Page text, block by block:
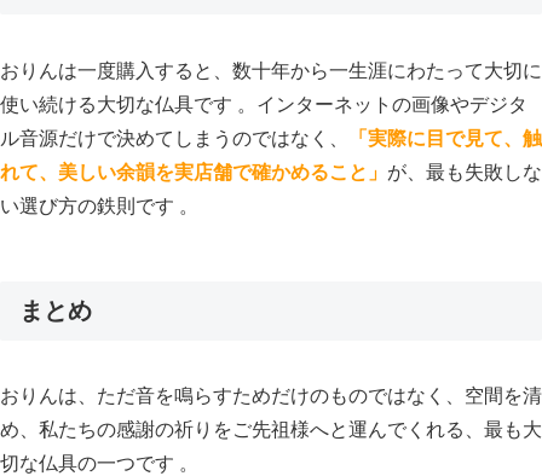
おりんは一度購入すると、数十年から一生涯にわたって大切に
使い続ける大切な仏具です 。インターネットの画像やデジタ
ル音源だけで決めてしまうのではなく、
「実際に目で見て、触
れて、美しい余韻を実店舗で確かめること」 が、最も失敗しな
い選び方の鉄則です 。
まとめ
おりんは、ただ音を鳴らすためだけのものではなく、空間を清
め、私たちの感謝の祈りをご先祖様へと運んでくれる、最も大
切な仏具の一つです 。